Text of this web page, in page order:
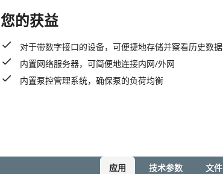
您的获益
对于带数字接口的设备，可便捷地存储并察看历史数据
内置网络服务器，可简便地连接内网/外网
内置泵控管理系统，确保泵的负荷均衡
应用 技术参数 文件